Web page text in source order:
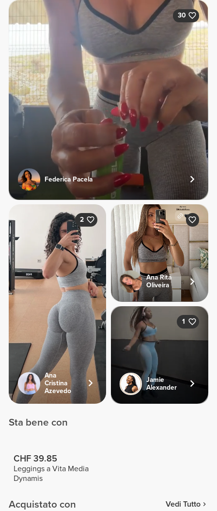
30
Federica Pacela
2
Ana
Cristina
Azevedo
Ana Rita
Oliveira
1
Jamie
Alexander
Sta bene con
CHF 39.85
Leggings a Vita Media
Dynamis
Acquistato con Vedi Tutto